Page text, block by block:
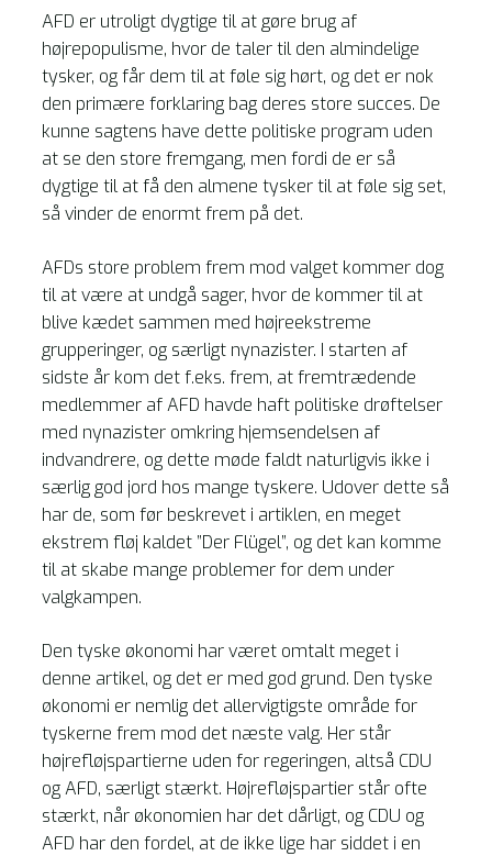
AFD er utroligt dygtige til at gøre brug af
højrepopulisme, hvor de taler til den almindelige
tysker, og får dem til at føle sig hørt, og det er nok
den primære forklaring bag deres store succes. De
kunne sagtens have dette politiske program uden
at se den store fremgang, men fordi de er så
dygtige til at få den almene tysker til at føle sig set,
så vinder de enormt frem på det.
AFDs store problem frem mod valget kommer dog
til at være at undgå sager, hvor de kommer til at
blive kædet sammen med højreekstreme
grupperinger, og særligt nynazister. I starten af
sidste år kom det f.eks. frem, at fremtrædende
medlemmer af AFD havde haft politiske drøftelser
med nynazister omkring hjemsendelsen af
indvandrere, og dette møde faldt naturligvis ikke i
særlig god jord hos mange tyskere. Udover dette så
har de, som før beskrevet i artiklen, en meget
ekstrem fløj kaldet ”Der Flügel”, og det kan komme
til at skabe mange problemer for dem under
valgkampen.
Den tyske økonomi har været omtalt meget i
denne artikel, og det er med god grund. Den tyske
økonomi er nemlig det allervigtigste område for
tyskerne frem mod det næste valg. Her står
højrefløjspartierne uden for regeringen, altså CDU
og AFD, særligt stærkt. Højrefløjspartier står ofte
stærkt, når økonomien har det dårligt, og CDU og
AFD har den fordel, at de ikke lige har siddet i en